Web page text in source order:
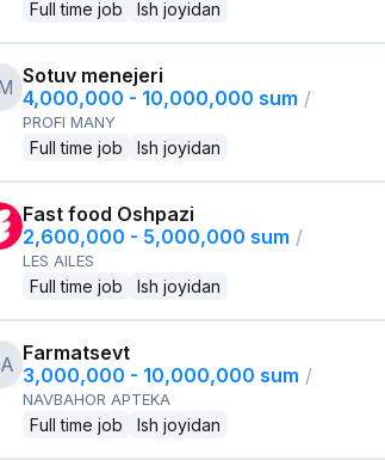
Full time job Ish joyidan
Sotuv menejeri
4,000,000 - 10,000,000 sum /
PROFI MANY
Full time job Ish joyidan
Fast food Oshpazi
2,600,000 - 5,000,000 sum /
LES AILES
Full time job Ish joyidan
Farmatsevt
3,000,000 - 10,000,000 sum /
NAVBAHOR APTEKA
Full time job Ish joyidan